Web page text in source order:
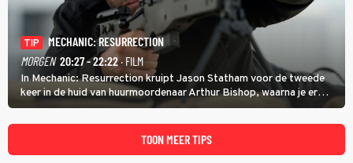
TIP
MECHANIC: RESURRECTION
MORGEN 20:27 - 22:22· FILM
In Mechanic: Resurrection kruipt Jason Statham voor de tweede
keer in de huid van huurmoordenaar Arthur Bishop, waarna je er
donder op kunt zeggen dat er van Bishops geplande pensioen niet
veel terechtkomt.
TOON MEER TIPS